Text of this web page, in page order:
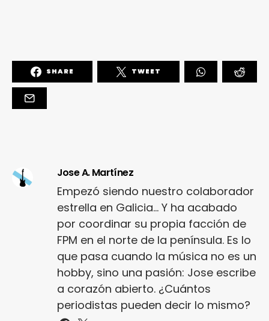
SHARE TWEET
Jose A. Martínez
Empezó siendo nuestro colaborador
estrella en Galicia... Y ha acabado
por coordinar su propia facción de
FPM en el norte de la península. Es lo
que pasa cuando la música no es un
hobby, sino una pasión: Jose escribe
a corazón abierto. ¿Cuántos
periodistas pueden decir lo mismo?